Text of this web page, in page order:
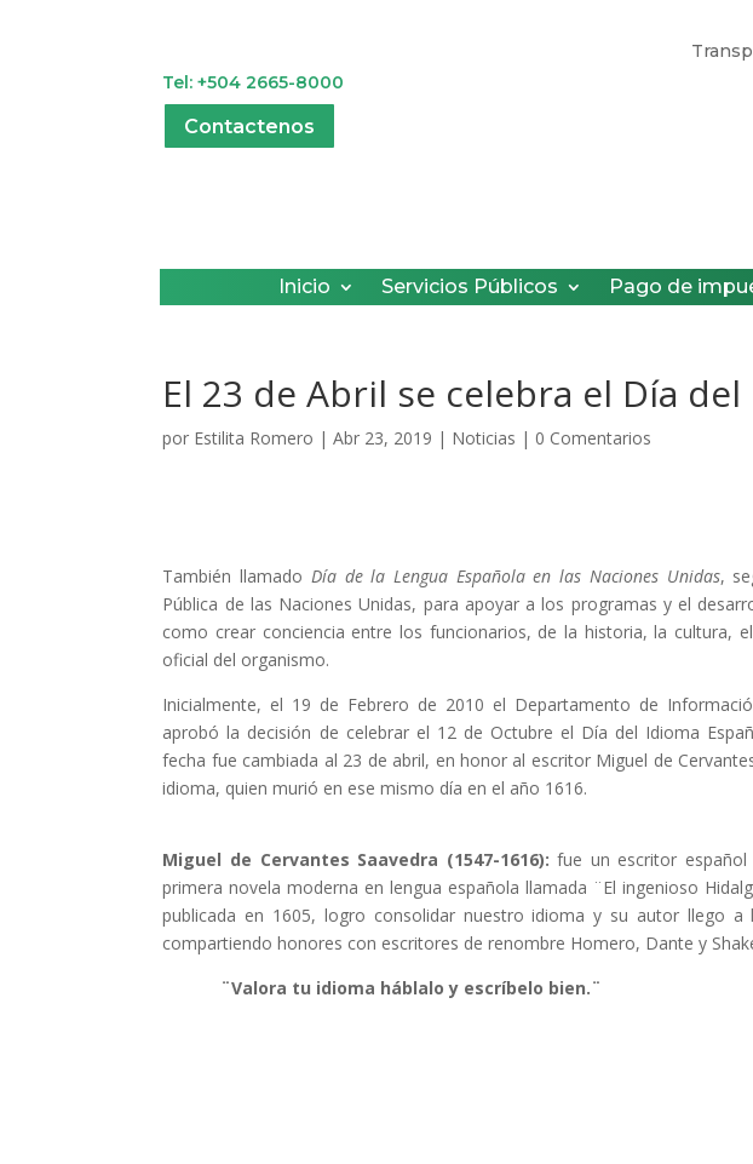
Tel: +504 2665-8000
Contactenos
Inicio Servicios Públicos Pago de
El 23 de Abril se celebra el Día
por Estilita Romero |Abr 23, 2019 | Noticias | 0 Comentarios
También llamado Día de la Lengua Española en las Naciones Unidas,
Pública de las Naciones Unidas, para apoyar a los programas y el
como crear conciencia entre los funcionarios, de la historia, la cultura,
oficial del organismo.
Inicialmente, el 19 de Febrero de 2010 el Departamento de
aprobó la decisión de celebrar el 12 de Octubre el Día del Idioma
fecha fue cambiada al 23 de abril, en honor al escritor Miguel de
idioma, quien murió en ese mismo día en el año 1616.
Miguel de Cervantes Saavedra (1547-1616): fue un escritor
primera novela moderna en lengua española llamada ¨El ingenioso
publicada en 1605, logro consolidar nuestro idioma y su autor llego
compartiendo honores con escritores de renombre Homero, Dante y
¨Valora tu idioma háblalo y escríbelo bien.¨